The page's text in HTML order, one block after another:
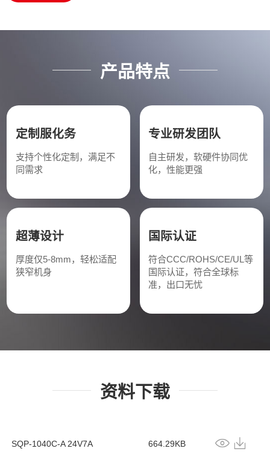
产品特点
定制服化务
支持个性化定制，满足不
同需求
专业研发团队
自主研发，软硬件协同优
化，性能更强
超薄设计
厚度仅5-8mm，轻松适配
狭窄机身
国际认证
符合CCC/ROHS/CE/UL等
国际认证，符合全球标
准，出口无忧
资料下载
SQP-1040C-A 24V7A 664.29KB